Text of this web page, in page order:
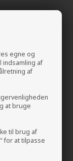
egne og
indsamling af
af
at bruge
til brug af
for at tilpasse